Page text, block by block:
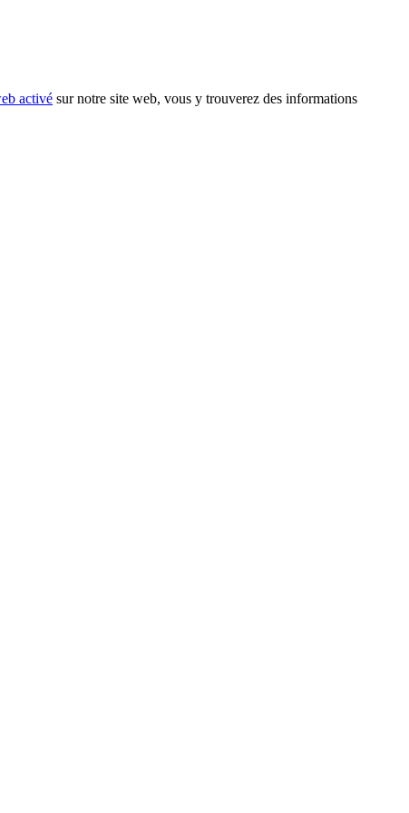
activé sur notre site web, vous y trouverez des informations